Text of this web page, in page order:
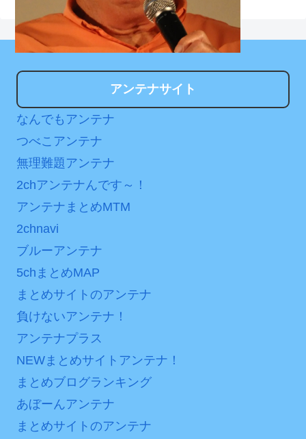
日本が北朝鮮に辛勝し二
次予選3連勝も、海外ファン
は采配に辛辣「おそろしい
はチキン」
いの禁断の恋…1日だけ許さ
れた夫婦としての時間をひ
たすら愛し合う。
Powered by livedoor 相
互RSS
に食品も水もない
ディズニーが「大課金時
代」に突入！アトラクショ
ンパスがどれもこれも1500
円の課金チケに
滝沢秀明の新オーディショ
アンテナサイト
なんでもアンテナ
つべこアンテナ
無理難題アンテナ
2chアンテナんです～！
アンテナまとめMTM
2chnavi
ブルーアンテナ
5chまとめMAP
まとめサイトのアンテナ
負けないアンテナ！
アンテナプラス
NEWまとめサイトアンテナ！
まとめブログランキング
あぼーんアンテナ
まとめサイトのアンテナ